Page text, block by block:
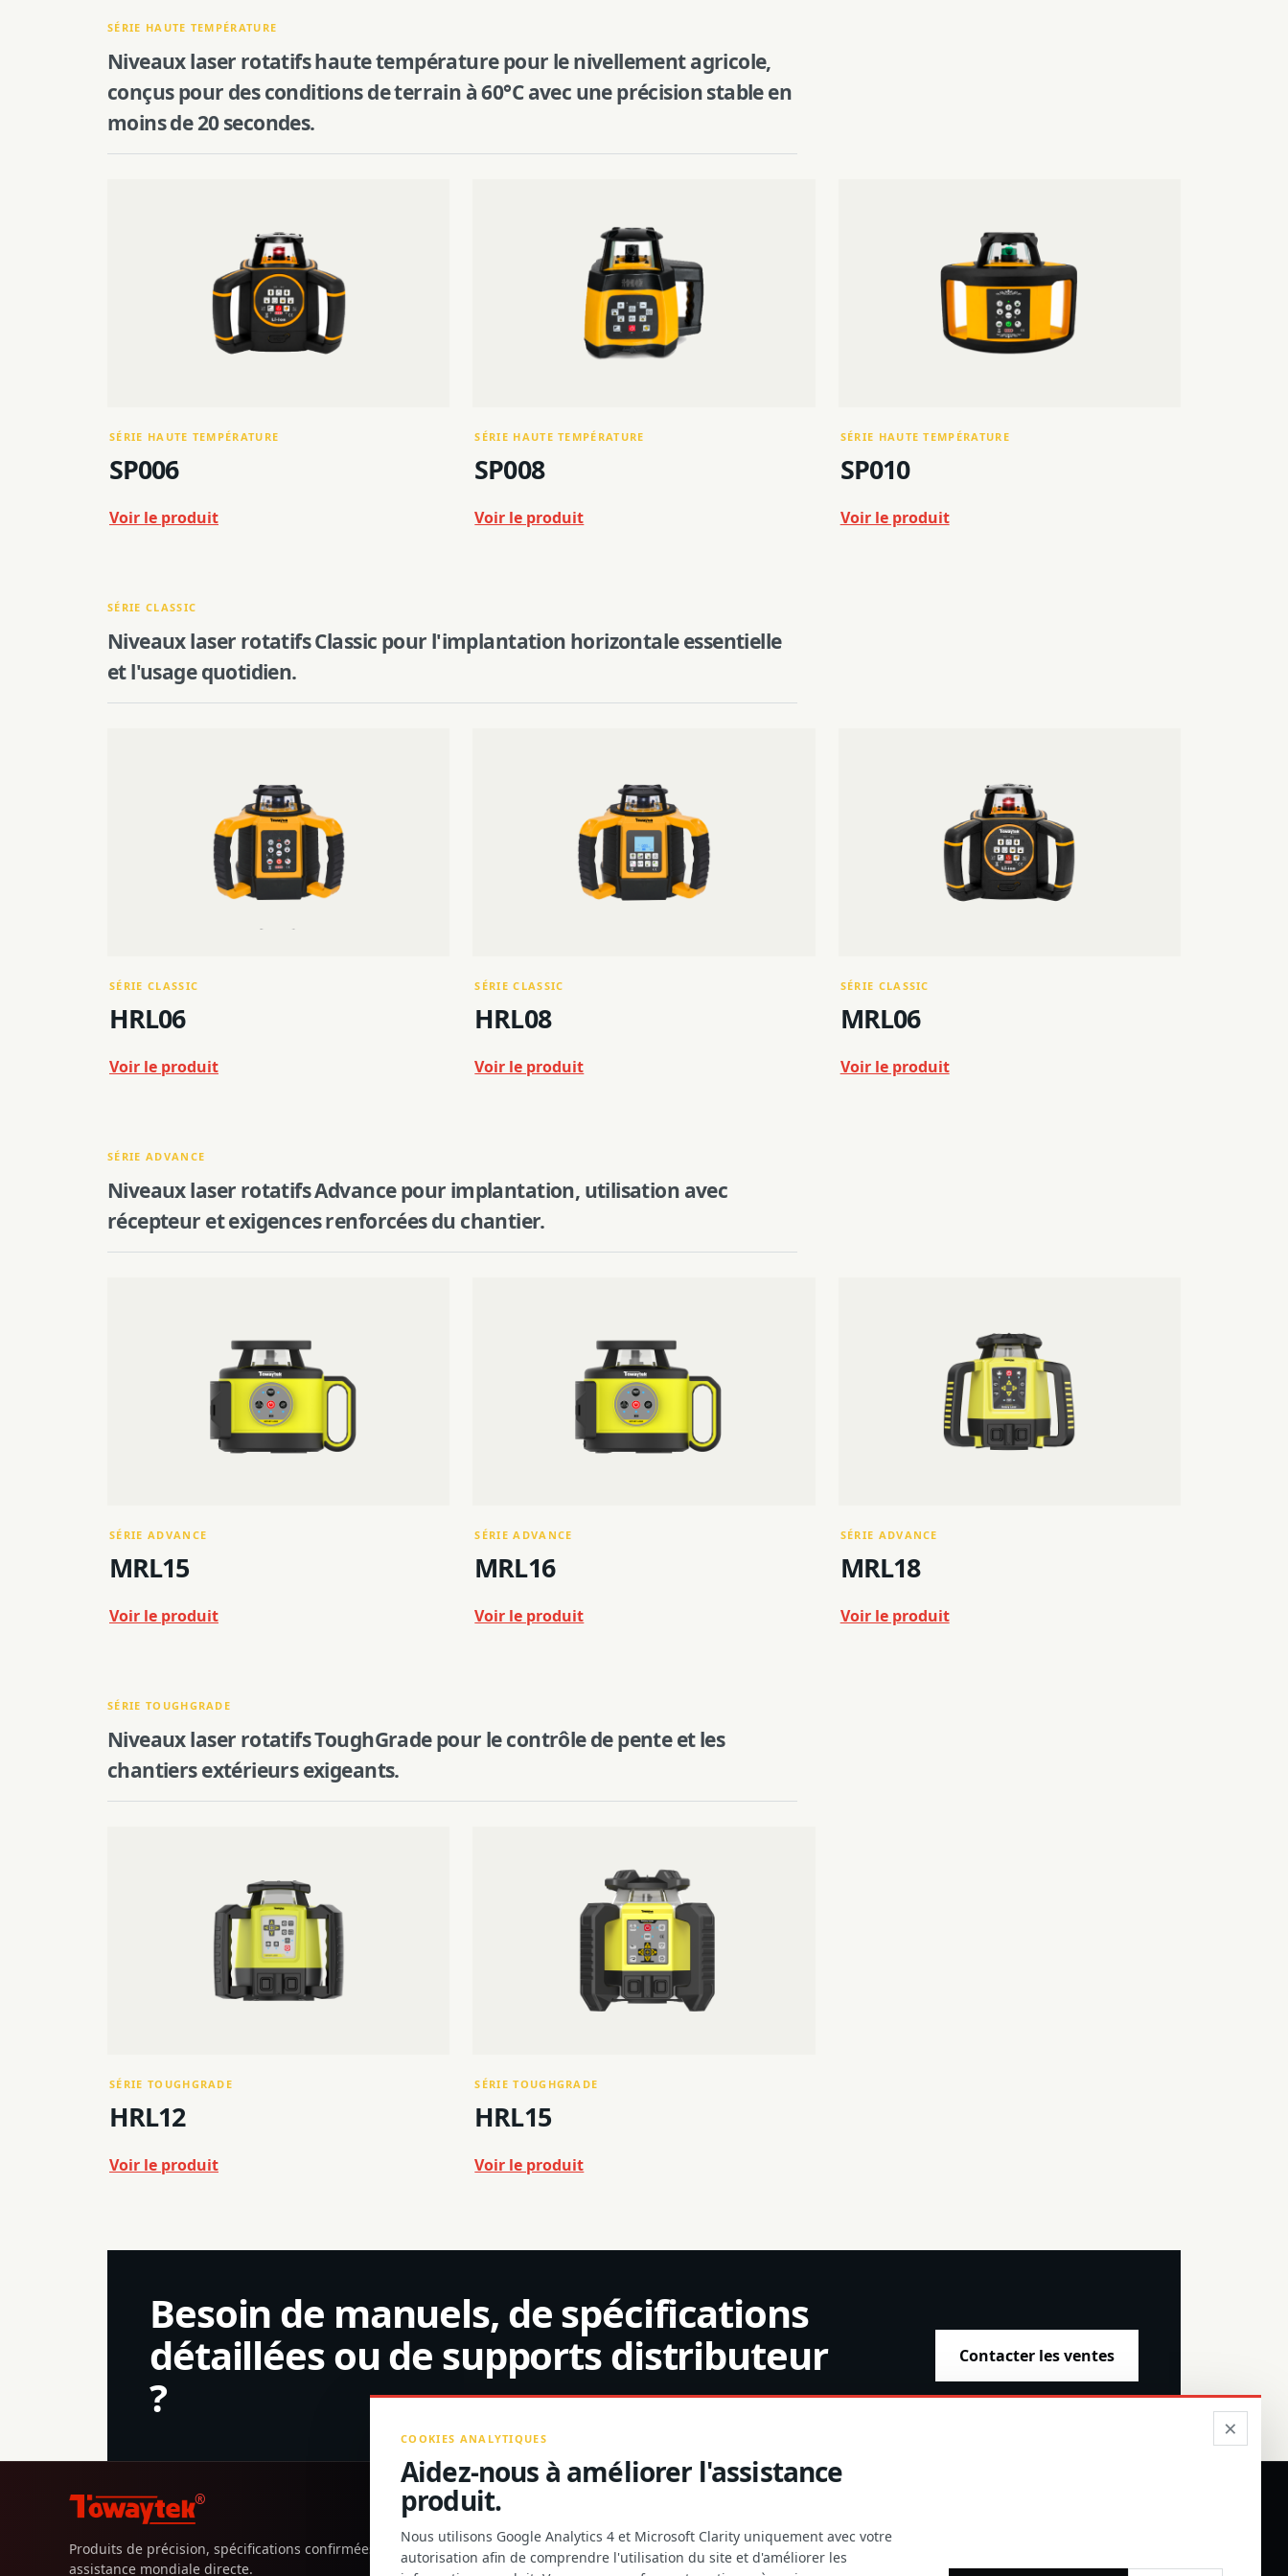
SÉRIE HAUTE TEMPÉRATURE
Niveaux laser rotatifs haute température pour le nivellement agricole,
conçus pour des conditions de terrain à 60°C avec une précision stable en
moins de 20 secondes.
SÉRIE HAUTE TEMPÉRATURE
SP006
Voir le produit
SÉRIE HAUTE TEMPÉRATURE
SP008
Voir le produit
SÉRIE HAUTE TEMPÉRATURE
SP010
Voir le produit
SÉRIE CLASSIC
Niveaux laser rotatifs Classic pour l'implantation horizontale essentielle
et l'usage quotidien.
SÉRIE CLASSIC
HRL06
Voir le produit
SÉRIE CLASSIC
HRL08
Voir le produit
SÉRIE CLASSIC
MRL06
Voir le produit
SÉRIE ADVANCE
Niveaux laser rotatifs Advance pour implantation, utilisation avec
récepteur et exigences renforcées du chantier.
SÉRIE ADVANCE
MRL15
Voir le produit
SÉRIE ADVANCE
MRL16
Voir le produit
SÉRIE ADVANCE
MRL18
Voir le produit
SÉRIE TOUGHGRADE
Niveaux laser rotatifs ToughGrade pour le contrôle de pente et les
chantiers extérieurs exigeants.
SÉRIE TOUGHGRADE
HRL12
Voir le produit
SÉRIE TOUGHGRADE
HRL15
Voir le produit
Besoin de manuels, de spécifications
détaillées ou de supports distributeur
?
Contacter les ventes
®
Produits de précision, spécifications confirmées et
assistance mondiale directe.
DOCUMENTS PRODUITS ET COOPÉRATION DISTRIBUTEURS
×
COOKIES ANALYTIQUES
Aidez-nous à améliorer l'assistance
produit.
Nous utilisons Google Analytics 4 et Microsoft Clarity uniquement avec votre
autorisation afin de comprendre l'utilisation du site et d'améliorer les